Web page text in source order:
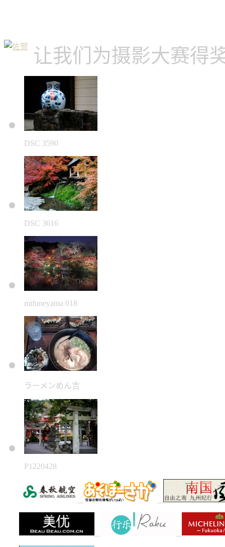
让我们为摄影大赛得
DSC 3590
DSC 3616
mifuneyama 018
ラーメンめん吉
P1220428